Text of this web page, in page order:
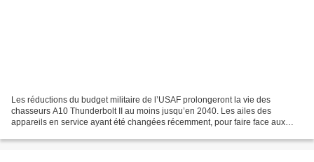
Les réductions du budget militaire de l’USAF prolongeront la vie des
chasseurs A10 Thunderbolt II au moins jusqu’en 2040. Les ailes des
appareils en service ayant été changées récemment, pour faire face aux